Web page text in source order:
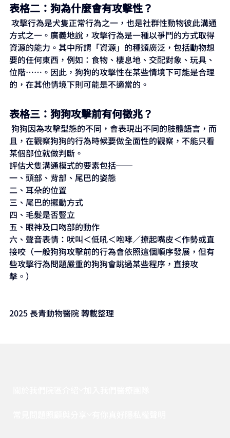
表格二：狗為什麼會有攻擊性？
攻擊行為是犬隻正常行為之一，也是社群性動物彼此溝通
方式之一。廣義地說，攻擊行為是一種以爭鬥的方式取得
資源的能力。其中所謂「資源」的種類廣泛，包括動物想
要的任何東西，例如：食物、棲息地、交配對象、玩具、
位階……。因此，狗狗的攻擊性在某些情境下可能是合理
的，在其他情境下則可能是不適當的。
表格三：狗狗攻擊前有何徵兆？
狗狗因為攻擊型態的不同，會表現出不同的肢體語言，而
且，在觀察狗狗的行為時候要做全面性的觀察，不能只看
某個部位就做判斷。
評估犬隻溝通模式的要素包括──
一、頭部、背部、尾巴的姿態
二、耳朵的位置
三、尾巴的擺動方式
四、毛髮是否豎立
五、眼神及口吻部的動作
六、聲音表情：吠叫＜低吼＜咆哮／撩起嘴皮＜作勢或直
接咬（一般狗狗攻擊前的行為會依照這個順序發展，但有
些攻擊行為問題嚴重的狗狗會跳過某些程序，直接攻
擊。）
2025 長青動物醫院 轉載整理